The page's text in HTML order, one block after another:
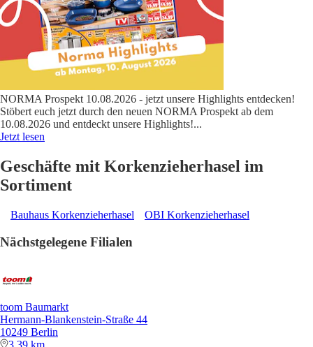
NORMA Prospekt 10.08.2026 - jetzt unsere Highlights entdecken!
Stöbert euch jetzt durch den neuen NORMA Prospekt ab dem
10.08.2026 und entdeckt unsere Highlights!...
Jetzt lesen
Geschäfte mit Korkenzieherhasel im
Sortiment
Bauhaus Korkenzieherhasel OBI Korkenzieherhasel
Nächstgelegene Filialen
toom Baumarkt
Hermann-Blankenstein-Straße 44
10249 Berlin
3,39 km